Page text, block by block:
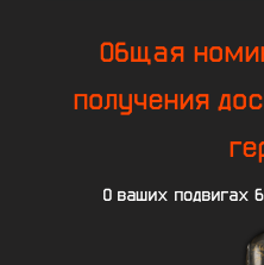
Общая
получения
О ваших подвигах